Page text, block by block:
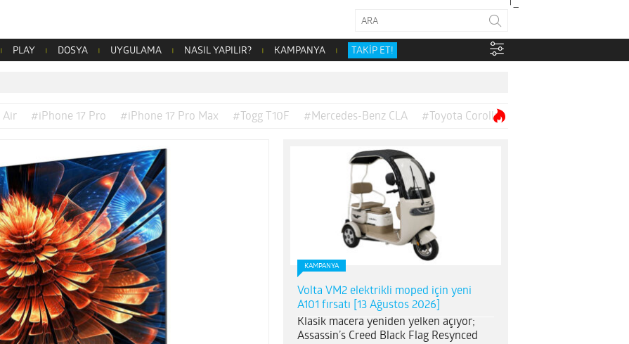
PLAY DOSYA UYGULAMA NASIL YAPILIR? KAMPANYA TAKİP ET!
Air #iPhone 17 Pro #iPhone 17 Pro Max #Togg T10F #Mercedes-Benz CLA #Toyota Corolla
KAMPANYA
Volta VM2 elektrikli moped için yeni
A101 fırsatı [13 Ağustos 2026]
Klasik macera yeniden yelken açıyor;
Assassin’s Creed Black Flag Resynced